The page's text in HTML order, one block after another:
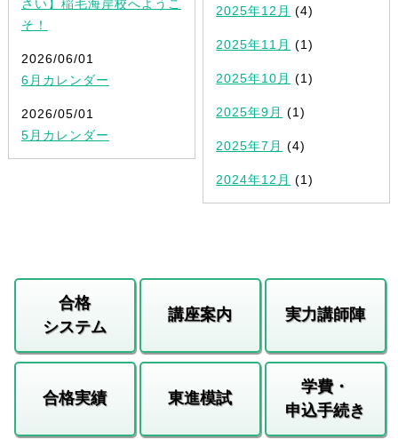
さい】稲毛海岸校へようこ
そ！
2026/06/01
6月カレンダー
2026/05/01
5月カレンダー
2025年12月 (4)
2025年11月 (1)
2025年10月 (1)
2025年9月 (1)
2025年7月 (4)
2024年12月 (1)
合格
システム
講座案内 実力講師陣
合格実績 東進模試
学費・
申込手続き